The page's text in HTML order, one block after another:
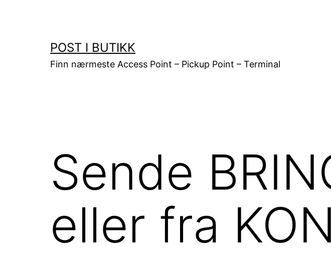
POST I BUTIKK
Finn nærmeste Access Point – Pickup Point – Terminal
Sende
eller fra